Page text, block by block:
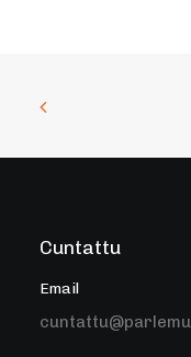
Cuntattu
Email